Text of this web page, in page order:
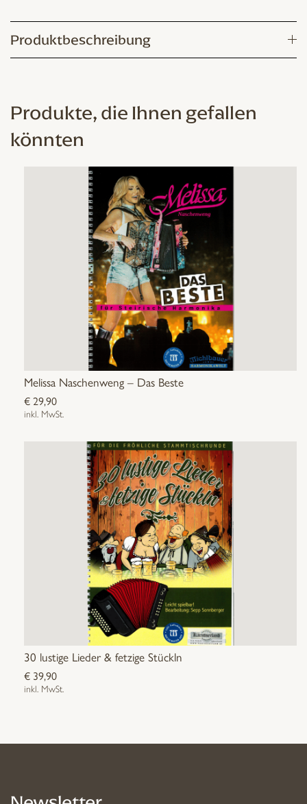
Menge
Produktbeschreibung
Produkte, die Ihnen gefallen
könnten
Melissa Naschenweng – Das Beste
€29,90
inkl. MwSt.
30 lustige Lieder & fetzige Stückln
€ 39,90
inkl. MwSt.